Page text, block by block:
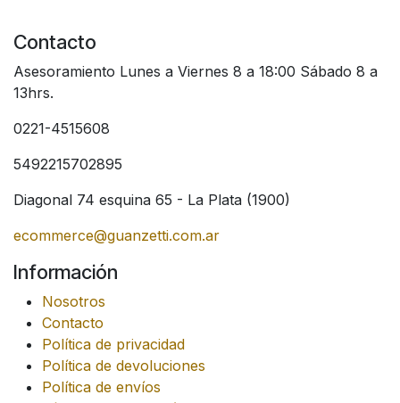
Contacto
Asesoramiento Lunes a Viernes 8 a 18:00 Sábado 8 a
13hrs.
0221-4515608
5492215702895
Diagonal 74 esquina 65 - La Plata (1900)
ecommerce@guanzetti.com.ar
Información
Nosotros
Contacto
Política de privacidad
Política de devoluciones
Política de envíos